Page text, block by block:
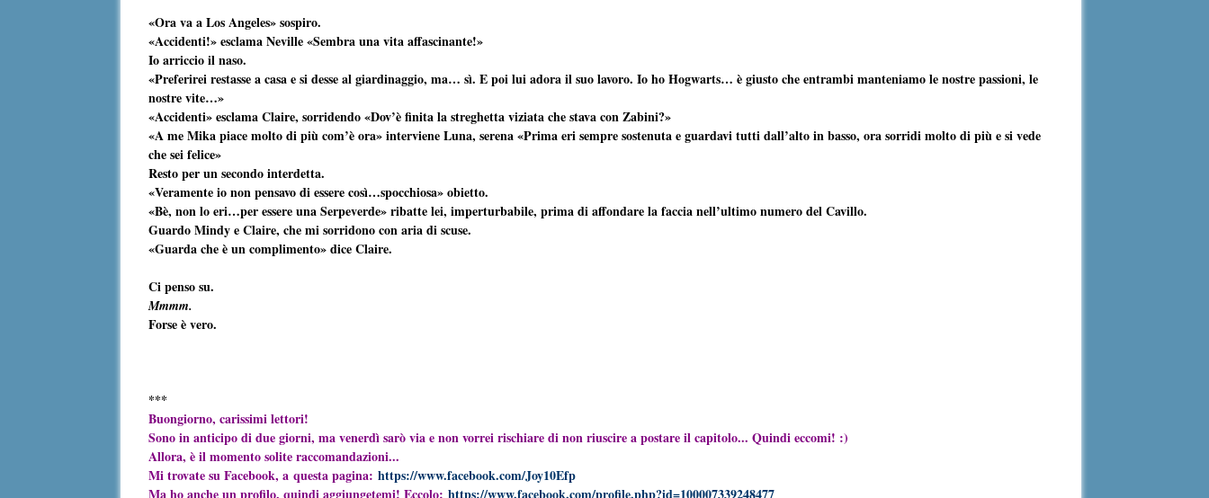
«Ora va a Los Angeles» sospiro.
«Accidenti!» esclama Neville «Sembra una vita affascinante!»
Io arriccio il naso.
«Preferirei restasse a casa e si desse al giardinaggio, ma… sì. E poi lui adora il suo lavoro. Io ho Hogwarts… è giusto che entrambi manteniamo le nostre passioni, le
nostre vite…»
«Accidenti» esclama Claire, sorridendo «Dov’è finita la streghetta viziata che stava con Zabini?»
«A me Mika piace molto di più com’è ora» interviene Luna, serena «Prima eri sempre sostenuta e guardavi tutti dall’alto in basso, ora sorridi molto di più e si vede
che sei felice»
Resto per un secondo interdetta.
«Veramente io non pensavo di essere così…spocchiosa» obietto.
«Bè, non lo eri…per essere una Serpeverde» ribatte lei, imperturbabile, prima di affondare la faccia nell’ultimo numero del Cavillo.
Guardo Mindy e Claire, che mi sorridono con aria di scuse.
«Guarda che è un complimento» dice Claire.
Ci penso su.
Mmmm.
Forse è vero.
***
Buongiorno, carissimi lettori!
Sono in anticipo di due giorni, ma venerdì sarò via e non vorrei rischiare di non riuscire a postare il capitolo... Quindi eccomi! :)
Allora, è il momento solite raccomandazioni...
Mi trovate su Facebook, a questa pagina:https://www.facebook.com/Joy10Efp
Ma ho anche un profilo, quindi aggiungetemi! Eccolo:https://www.facebook.com/profile.php?id=100007339248477